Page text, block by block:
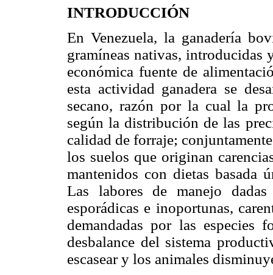
INTRODUCCIÓN
En Venezuela, la ganadería
gramíneas nativas, introducidas
económica fuente de
esta actividad ganadera se
secano, razón por la cual la
según la distribución de las
calidad de forraje;
los suelos que originan
mantenidos con dietas basada
Las labores de manejo
esporádicas e inoportunas,
demandadas por las especies
desbalance del sistema
escasear y los animales